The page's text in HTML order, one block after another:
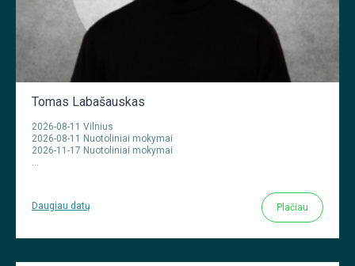
Tomas Labašauskas
2026-08-11 Vilnius
2026-08-11 Nuotoliniai mokymai
2026-11-17 Nuotoliniai mokymai
…
Daugiau datų Plačiau